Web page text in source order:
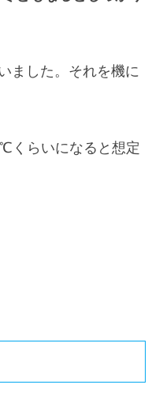
ました。それを機に
くらいになると想定